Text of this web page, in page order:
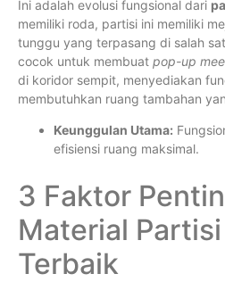
Ini adalah evolusi fungsional dari
memiliki roda, partisi ini memiliki
tunggu yang terpasang di salah
cocok untuk membuat pop-up
di koridor sempit, menyediakan
membutuhkan ruang tambahan
Keunggulan Utama:
efisiensi ruang maksimal.
3 Faktor
Material
Terbaik